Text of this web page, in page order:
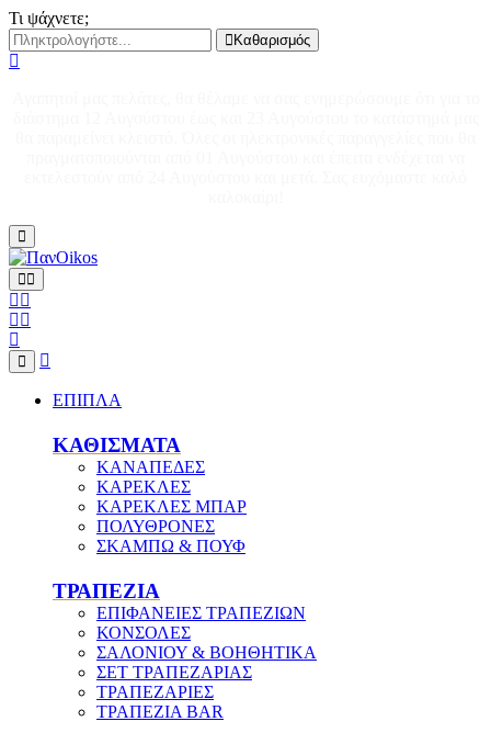
Τι ψάχνετε;
Καθαρισμός
ΕΠΙΠΛΑ
ΚΑΘΙΣΜΑΤΑ
ΚΑΝΑΠΕΔΕΣ
ΚΑΡΕΚΛΕΣ
ΚΑΡΕΚΛΕΣ ΜΠΑΡ
ΠΟΛΥΘΡΟΝΕΣ
ΣΚΑΜΠΩ & ΠΟΥΦ
ΤΡΑΠΕΖΙΑ
ΕΠΙΦΑΝΕΙΕΣ ΤΡΑΠΕΖΙΩΝ
ΚΟΝΣΟΛΕΣ
ΣΑΛΟΝΙΟΥ & ΒΟΗΘΗΤΙΚΑ
ΣΕΤ ΤΡΑΠΕΖΑΡΙΑΣ
ΤΡΑΠΕΖΑΡΙΕΣ
ΤΡΑΠΕΖΙΑ BAR